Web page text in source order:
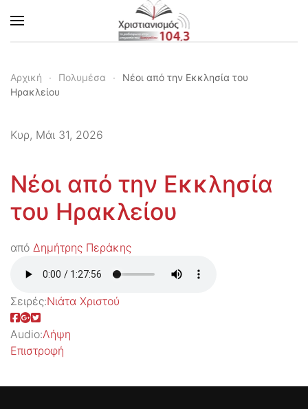
Skip to main content
Αρχική Πολυμέσα
Νέοι από την Εκκλησία του
Ηρακλείου
Κυρ, Μάι 31, 2026
Νέοι από την Εκκλησία
του Ηρακλείου
από Δημήτρης Περάκης
Σειρές:Νιάτα Χριστού
Audio:Λήψη
Επιστροφή